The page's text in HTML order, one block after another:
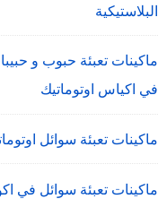
البلاستيكية
ماكينات تعبئة حبوب و
في اكياس اوتوماتيك
ماكينات تعبئة سوائل
ماكينات تعبئة سوائل في